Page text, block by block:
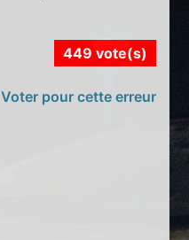
449 vote(s)
Voter pour cette erreur